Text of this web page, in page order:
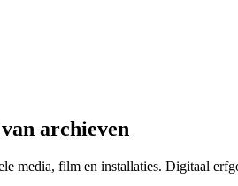
archieven
media, film en installaties. Digitaal